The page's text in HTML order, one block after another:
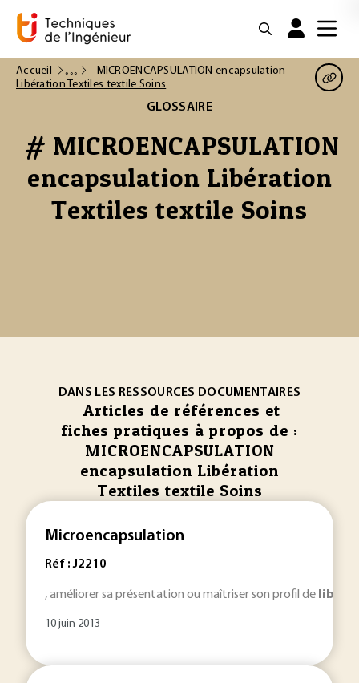
Accueil
MICROENCAPSULATION encapsulation
Libération Textiles textile Soins
GLOSSAIRE
# MICROENCAPSULATION
encapsulation Libération
Textiles textile Soins
DANS LES RESSOURCES DOCUMENTAIRES
Articles de références et
fiches pratiques à propos de :
MICROENCAPSULATION
encapsulation Libération
Textiles textile Soins
Microencapsulation
Réf : J2210
, améliorer sa présentation ou maîtriser son profil de
10 juin 2013